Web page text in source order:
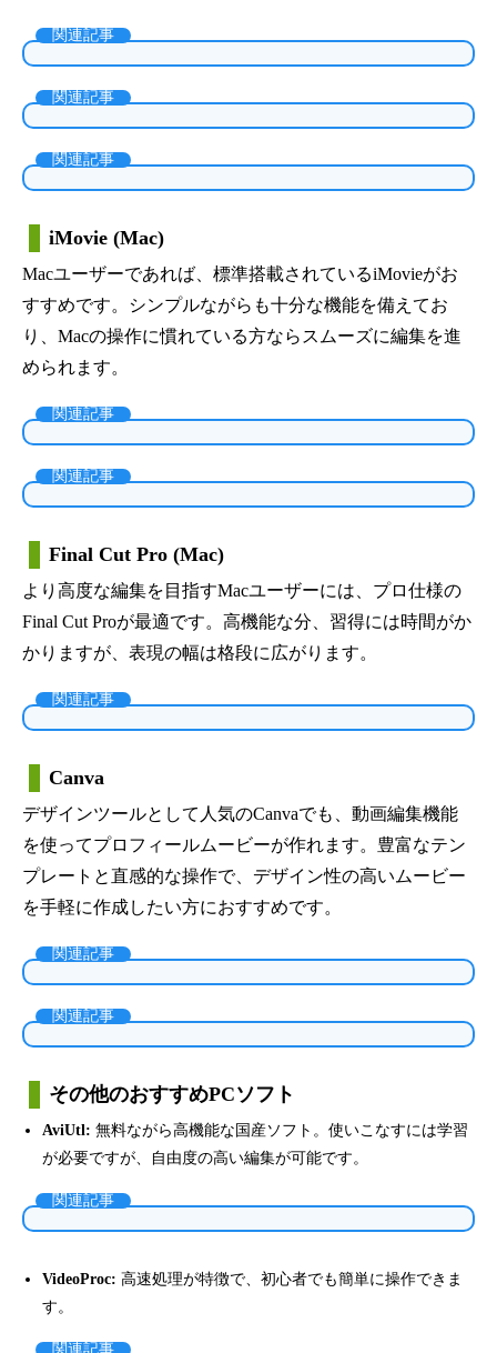
関連記事
関連記事
関連記事
iMovie (Mac)
Macユーザーであれば、標準搭載されているiMovieがお
すすめです。シンプルながらも十分な機能を備えてお
り、Macの操作に慣れている方ならスムーズに編集を進
められます。
関連記事
関連記事
Final Cut Pro (Mac)
より高度な編集を目指すMacユーザーには、プロ仕様の
Final Cut Proが最適です。高機能な分、習得には時間がか
かりますが、表現の幅は格段に広がります。
関連記事
Canva
デザインツールとして人気のCanvaでも、動画編集機能
を使ってプロフィールムービーが作れます。豊富なテン
プレートと直感的な操作で、デザイン性の高いムービー
を手軽に作成したい方におすすめです。
関連記事
関連記事
その他のおすすめPCソフト
AviUtl: 無料ながら高機能な国産ソフト。使いこなすには学習
が必要ですが、自由度の高い編集が可能です。
関連記事
VideoProc: 高速処理が特徴で、初心者でも簡単に操作できま
す。
関連記事